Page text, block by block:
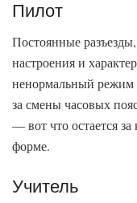
Пилот
Постоянные
настроения и
ненормальный режим
за смены часовых
— вот что остается
форме.
Учитель